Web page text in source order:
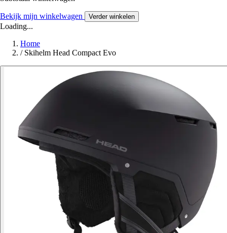
Bekijk mijn winkelwagen Verder winkelen
Loading...
Home
/ Skihelm Head Compact Evo